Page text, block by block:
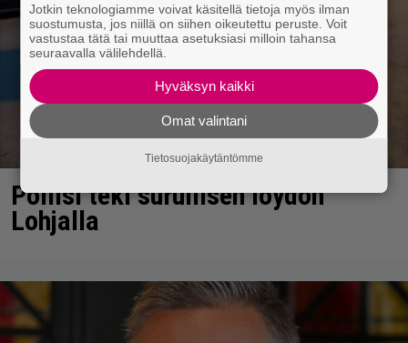
Poliisi teki surullisen löydön
Lohjalla
Jotkin teknologiamme voivat käsitellä tietoja myös ilman
suostumusta, jos niillä on siihen oikeutettu peruste. Voit
vastustaa tätä tai muuttaa asetuksiasi milloin tahansa
seuraavalla välilehdellä.
Hyväksyn kaikki
Omat valintani
Tietosuojakäytäntömme